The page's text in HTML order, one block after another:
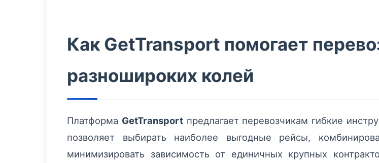
Как GetTransport помогает
разношироких колей
Платформа GetTransportпредлагает перевозчикам гибкие
позволяет выбирать наиболее выгодные рейсы,
минимизировать зависимость от единичных крупных